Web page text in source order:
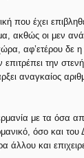
που έχει
ακθώς οι μεν
αφ’ετέρου δε
την
αναγκαίος
με τα όσα
όσο και
άλλου και